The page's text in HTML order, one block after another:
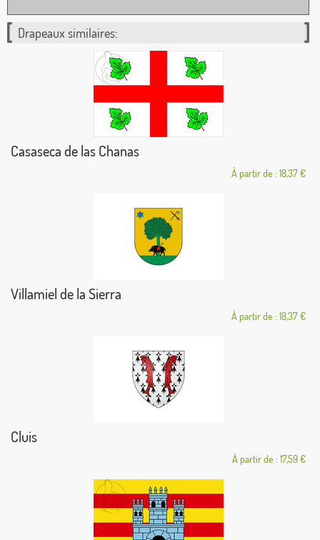
Drapeaux similaires:
Casaseca de las Chanas
À partir de : 18,37 €
Villamiel de la Sierra
À partir de : 18,37 €
Cluis
À partir de : 17,59 €